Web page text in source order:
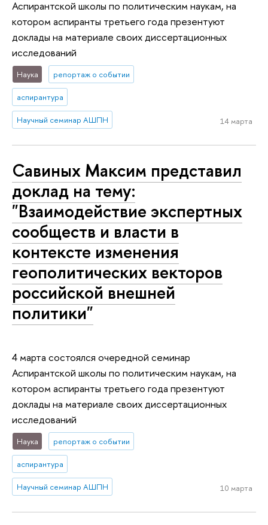
Аспирантской школы по политическим наукам, на
котором аспиранты третьего года презентуют
доклады на материале своих диссертационных
исследований
Наука репортаж о событии
аспирантура
Научный семинар АШПН 14 марта
Савиных Максим представил
доклад на тему:
"Взаимодействие экспертных
сообществ и власти в
контексте изменения
геополитических векторов
российской внешней
политики"
4 марта состоялся очередной семинар
Аспирантской школы по политическим наукам, на
котором аспиранты третьего года презентуют
доклады на материале своих диссертационных
исследований
Наука репортаж о событии
аспирантура
Научный семинар АШПН 10 марта